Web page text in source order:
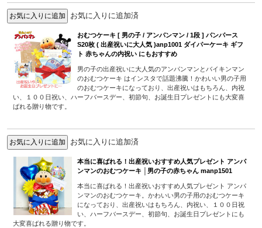
お気に入りに追加済
おむつケーキ [ 男の子 / アンパンマン / 1段 ] パンパース
S20枚 ( 出産祝いに大人気 )anp1001 ダイパーケーキ ギフ
ト 赤ちゃんの内祝い にもおすすめ
男の子の出産祝いに大人気のアンパンマンとバイキンマン
のおむつケーキ はインスタで話題沸騰！かわいい男の子用
のおむつケーキになっており、出産祝いはもちろん、内祝
い、１００日祝い、ハーフバースデー、初節句、お誕生日プレゼントにも大変喜
ばれる贈り物です。
お気に入りに追加済
本当に喜ばれる！出産祝いおすすめ人気プレゼント アンパ
ンマンのおむつケーキ │男の子の赤ちゃん manp1501
本当に喜ばれる！出産祝いおすすめ人気プレゼント アンパ
ンマンのおむつケーキ。かわいい男の子用のおむつケーキ
になっており、出産祝いはもちろん、内祝い、１００日祝
い、ハーフバースデー、初節句、お誕生日プレゼントにも
大変喜ばれる贈り物です。